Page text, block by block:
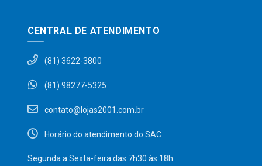
CENTRAL DE ATENDIMENTO
(81) 3622-3800
(81) 98277-5325
contato@lojas2001.com.br
Horário do atendimento do SAC
Segunda a Sexta-feira das 7h30 às 18h